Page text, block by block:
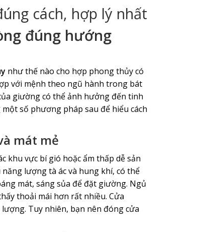
cách, hợp lý nhất
đúng hướng
như thế nào cho hợp phong thủy có
với mệnh theo ngũ hành trong bát
giường có thể ảnh hưởng đến tinh
số phương pháp sau để hiểu cách
mát mẻ
khu vực bí gió hoặc ẩm thấp dễ sản
lượng tà ác và hung khí, có thể
mát, sáng sủa để đặt giường. Ngủ
thoải mái hơn rất nhiều. Cửa
Tuy nhiên, bạn nên đóng cửa